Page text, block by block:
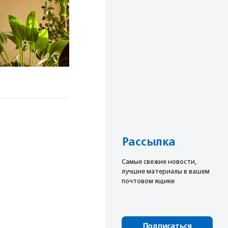
Рассылка
Cамые свежие новости,
лучшие материалы в вашем
почтовом ящике